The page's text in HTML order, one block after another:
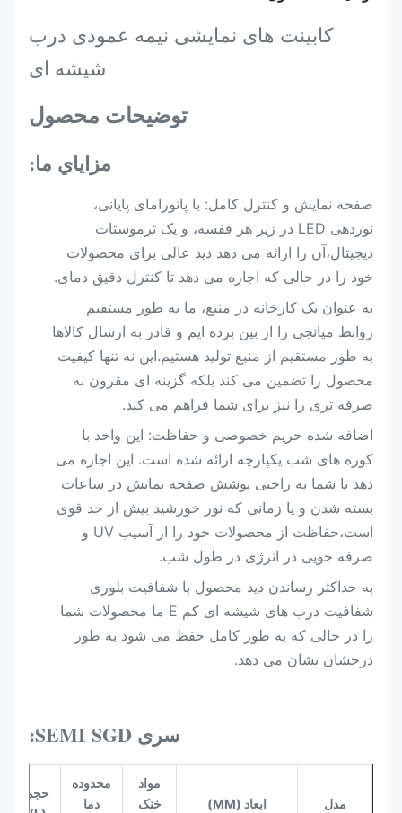
کابینت های نمایشی نیمه عمودی درب
شیشه ای
توضیحات محصول
مزاياي ما:
صفحه نمایش و کنترل کامل: با پانورامای پایانی،
نوردهی LED در زیر هر قفسه، و یک ترموستات
دیجیتال،آن را ارائه می دهد دید عالی برای محصولات
خود را در حالی که اجازه می دهد تا کنترل دقیق دمای.
به عنوان یک کارخانه در منبع، ما به طور مستقیم
روابط میانجی را از بین برده ایم و قادر به ارسال کالاها
به طور مستقیم از منبع تولید هستیم.این نه تنها کیفیت
محصول را تضمین می کند بلکه گزینه ای مقرون به
صرفه تری را نیز برای شما فراهم می کند.
اضافه شده حریم خصوصی و حفاظت: این واحد با
کوره های شب یکپارچه ارائه شده است. این اجازه می
دهد تا شما به راحتی پوشش صفحه نمایش در ساعات
بسته شدن و یا زمانی که نور خورشید بیش از حد قوی
است،حفاظت از محصولات خود را از آسیب UV و
صرفه جویی در انرژی در طول شب.
به حداکثر رساندن دید محصول با شفافیت بلوری
شفافیت درب های شیشه ای کم E ما محصولات شما
را در حالی که به طور کامل حفظ می شود به طور
درخشان نشان می دهد.
سری SEMI SGD:
مدل ابعاد (MM)
مواد
خنک
محدوده
دما
حجم